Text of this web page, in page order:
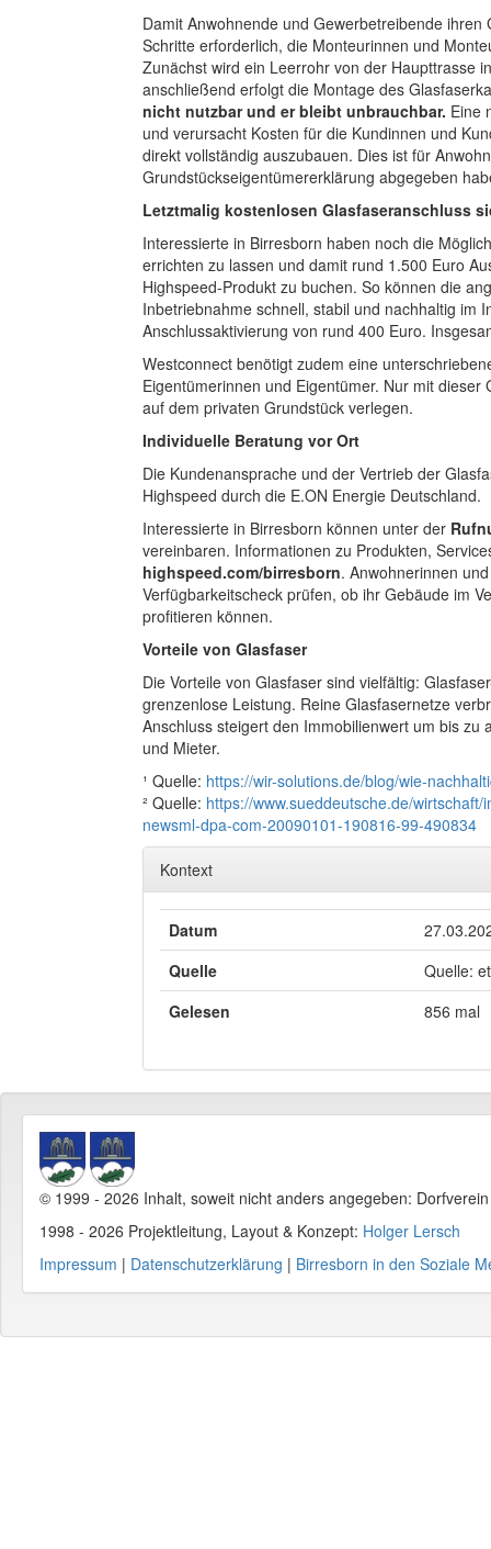
Damit Anwohnende und Gewerbetreibende
Schritte erforderlich, die Monteurinnen und
Zunächst wird ein Leerrohr von der Haupttrasse
anschließend erfolgt die Montage des
nicht nutzbar und er bleibt unbrauchbar. Eine
und verursacht Kosten für die Kundinnen und
direkt vollständig auszubauen. Dies ist für
Grundstückseigentümererklärung abgegeben
Letztmalig kostenlosen Glasfaseranschluss
Interessierte in Birresborn haben noch die
errichten zu lassen und damit rund 1.500 Euro
Highspeed-Produkt zu buchen. So können die
Inbetriebnahme schnell, stabil und nachhaltig im
Anschlussaktivierung von rund 400 Euro.
Westconnect benötigt zudem eine
Eigentümerinnen und Eigentümer. Nur mit
auf dem privaten Grundstück verlegen.
Individuelle Beratung vor Ort
Die Kundenansprache und der Vertrieb der
Highspeed durch die E.ON Energie Deutschland.
Interessierte in Birresborn können unter der
vereinbaren. Informationen zu Produkten,
highspeed.com/birresborn. Anwohnerinnen
Verfügbarkeitscheck prüfen, ob ihr Gebäude im
profitieren können.
Vorteile von Glasfaser
Die Vorteile von Glasfaser sind vielfältig:
grenzenlose Leistung. Reine Glasfasernetze
Anschluss steigert den Immobilienwert um bis
und Mieter.
¹ Quelle: https://wir-solutions.de/blog/wie-
² Quelle: https://www.sueddeutsche.de/
newsml-dpa-com-20090101-190816-99-490834
Kontext
Datum
Quelle
Quelle:
Gelesen
856 mal
© 1999 - 2026 Inhalt, soweit nicht anders angegeben:
1998 - 2026 Projektleitung, Layout & Konzept: Holger Lersch
Impressum | Datenschutzerklärung | Birresborn in den Soziale